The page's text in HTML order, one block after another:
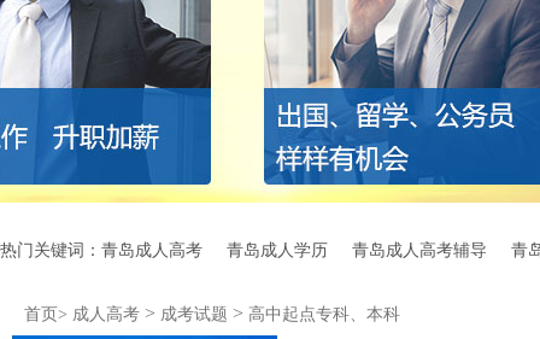
热门关键词： 青岛成人高考 青岛成人学历 青岛成人高考辅导 青
首页> 成人高考 > 成考试题 > 高中起点专科、本科